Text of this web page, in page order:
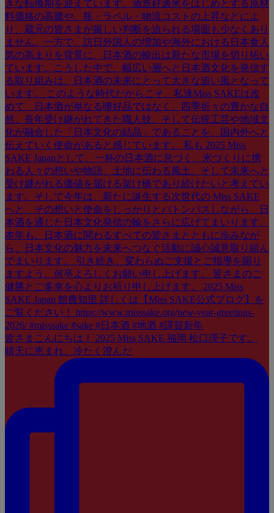
皆さまこんにちは！ 2025 Miss SAKE 福岡 松口理子です。
晴天に恵まれ、冷たく澄んだ